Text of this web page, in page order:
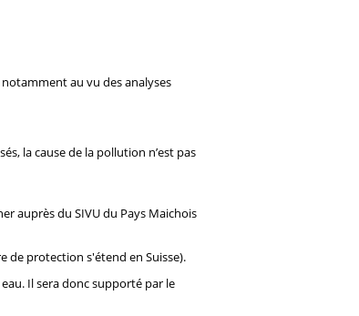
au vu des analyses
la cause de la pollution n’est pas
auprès du SIVU du Pays Maichois
de protection s'étend en Suisse).
eau. Il sera donc supporté par le